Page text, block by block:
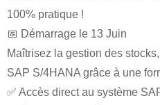
100% pratique !
📅 Démarrage le 13 Juin
Maîtrisez la gestion des
SAP S/4HANA grâce à une
✅ Accès direct au système